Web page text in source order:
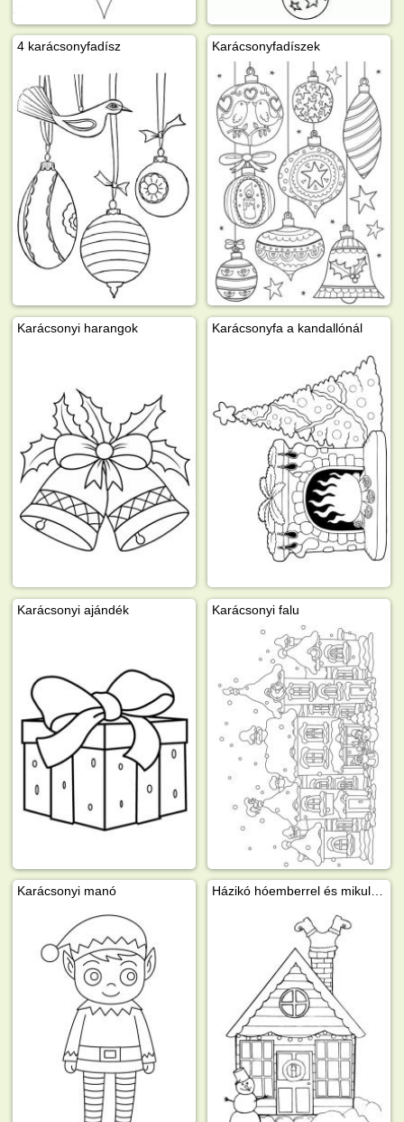
4 karácsonyfadísz Karácsonyfadíszek
Karácsonyi harangok Karácsonyfa a kandallónál
Karácsonyi ajándék Karácsonyi falu
Karácsonyi manó Házikó hóemberrel és mikuláslábbal